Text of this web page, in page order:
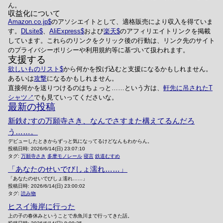
ん。
収益化について
Amazon.co.jp のアソシエイトとして、適格販売により収入を得ていま
す。
DLsite 、 AliExpress および楽天 のアフィリエイトリンクを掲載
しています。これらのリンクをクリック後の行動は、リンク先のサイト
のプライバシーポリシーや利用規約等に基づいて扱われます。
支援する
欲しいものリスト
から何かを投げ込むと支援になるかもしれません。
あるいは攻撃になるかもしれません。
直接何かを送りつけるのはちょっと……という方は、 軒先に吊されたT
シャツ
でも見ていってくださいな。
最新の投稿
新鉄むすの万願寺さき、なんでさすまた構えてるんだろ
う……。
デビューしたときからずっと気になってるけどなんもわからん。
投稿日時: 2026/6/14(日) 23:07:10
タグ: 万願寺さき 多摩モノレール 寝言 鉄道むすめ
「あなたのせいでびしょ濡れ……」
「あなたのせいでびしょ濡れ……」
投稿日時: 2026/6/14(日) 23:00:02
タグ: 読み物
ヒスイ海岸に行った
上の子の春休みということで糸魚川まで行ってきた話。